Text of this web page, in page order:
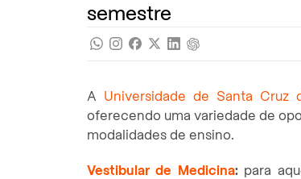
semestre
A Universidade de Santa Cruz
oferecendo uma variedade de
modalidades de ensino.
Vestibular de Medicina:para